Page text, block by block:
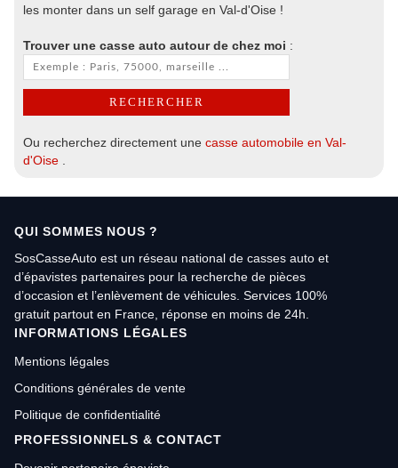
les monter dans un self garage en Val-d'Oise !
Trouver une casse auto autour de chez moi :
Ou recherchez directement une casse automobile en Val-
d'Oise
QUI SOMMES NOUS ?
SosCasseAuto est un réseau national de casses auto et
d’épavistes partenaires pour la recherche de pièces
d’occasion et l’enlèvement de véhicules. Services 100%
gratuit partout en France, réponse en moins de 24h.
INFORMATIONS LÉGALES
Mentions légales
Conditions générales de vente
Politique de confidentialité
PROFESSIONNELS & CONTACT